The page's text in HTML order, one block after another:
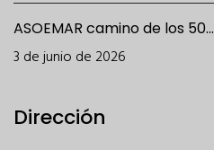
ASOEMAR camino de los 50...
3 de junio de 2026
Dirección